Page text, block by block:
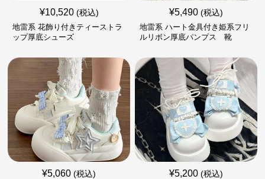
¥10,520 (税込)
地雷系 花飾り付きティーストラ
ップ厚底シューズ
¥5,490 (税込)
地雷系 ハート金具付き姫系フリ
ルリボン厚底パンプス 靴
¥5,060 (税込) ¥5,200 (税込)